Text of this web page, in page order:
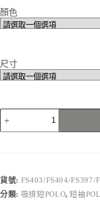
顏色
尺寸
FS403/FS404/FS397/
數
貨號: FS403/FS404/FS397/
分類: 吸排短POLO,短袖